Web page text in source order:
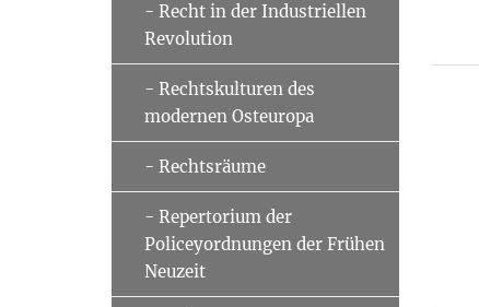
- Recht in der Industriellen
Revolution
- Rechtskulturen des
modernen Osteuropa
- Rechtsräume
- Repertorium der
Policeyordnungen der Frühen
Neuzeit